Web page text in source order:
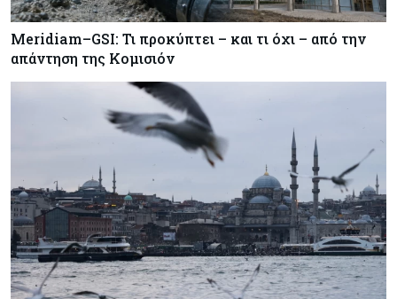
Meridiam–GSI: Τι προκύπτει – και τι όχι – από την
απάντηση της Κομισιόν